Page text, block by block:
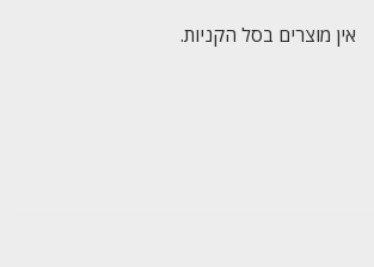
אין מוצרים בסל הקניות.